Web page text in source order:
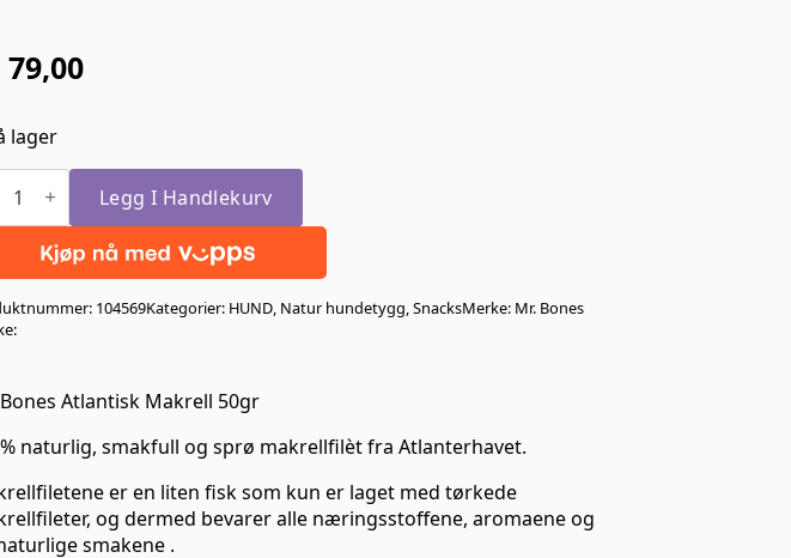
79,00
lager
Legg I Handlekurv
104569Kategorier: HUND, Natur hundetygg,SnacksMerke: Mr. Bones
Atlantisk Makrell 50gr
naturlig, smakfull og sprø makrellfilèt fra Atlanterhavet.
er en liten fisk som kun er laget med tørkede
og dermed bevarer alle næringsstoffene, aromaene og
smakene .